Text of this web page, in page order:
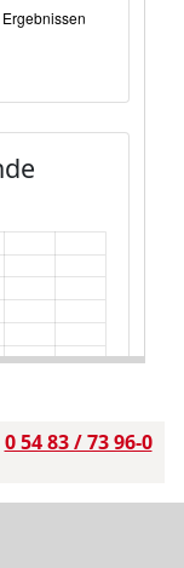
0 54 83 / 73 96-0